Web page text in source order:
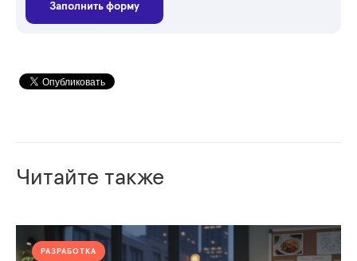
Заполнить форму
Читайте также
РАЗРАБОТКА